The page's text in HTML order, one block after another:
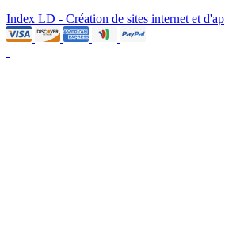
Index LD - Création de sites internet et